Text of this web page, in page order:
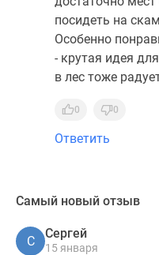
посидеть на
Особенно
- крутая идея
в лес тоже
0 0
Ответить
Самый новый отзыв
С
Сергей
15 января